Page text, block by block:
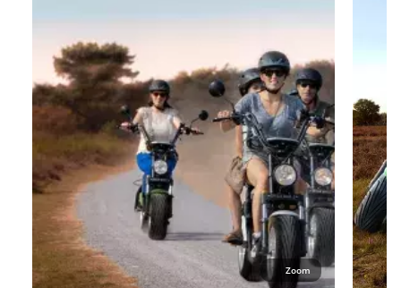
Boek nu direct:https://eurowheelz.eu/nl/locaties/siblu-
de-lente-van-drenthe/
E-Choppers
Zoom